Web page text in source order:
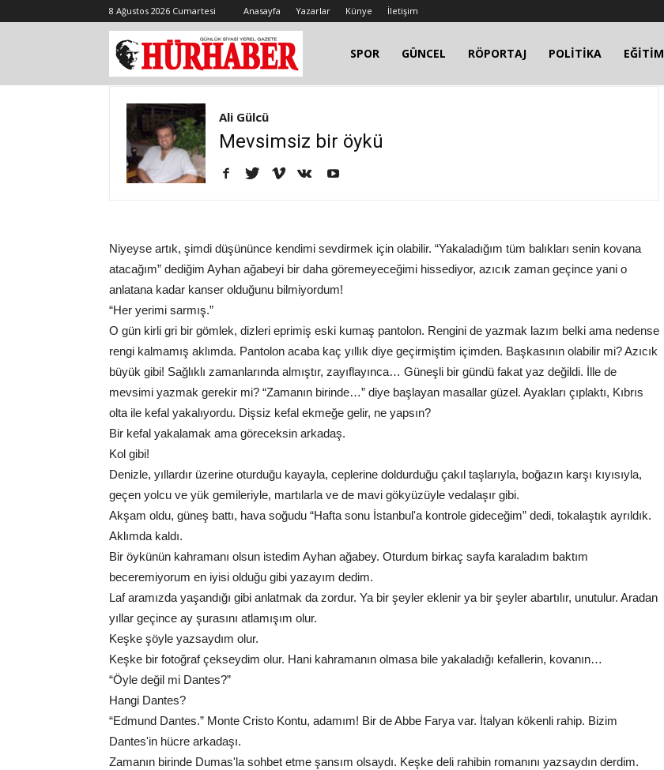
8 Ağustos 2026 Cumartesi Anasayfa Yazarlar Künye İletişim
SPOR GÜNCEL RÖPORTAJ POLİTİKA EĞİTİM
Ali Gülcü
Mevsimsiz bir öykü
Niyeyse artık, şimdi düşününce kendimi sevdirmek için olabilir. “Yakaladığım tüm balıkları senin kovana
atacağım” dediğim Ayhan ağabeyi bir daha göremeyeceğimi hissediyor, azıcık zaman geçince yani o
anlatana kadar kanser olduğunu bilmiyordum!
“Her yerimi sarmış.”
O gün kirli gri bir gömlek, dizleri eprimiş eski kumaş pantolon. Rengini de yazmak lazım belki ama nedense
rengi kalmamış aklımda. Pantolon acaba kaç yıllık diye geçirmiştim içimden. Başkasının olabilir mi? Azıcık
büyük gibi! Sağlıklı zamanlarında almıştır, zayıflayınca… Güneşli bir gündü fakat yaz değildi. İlle de
mevsimi yazmak gerekir mi? “Zamanın birinde…” diye başlayan masallar güzel. Ayakları çıplaktı, Kıbrıs
olta ile kefal yakalıyordu. Dişsiz kefal ekmeğe gelir, ne yapsın?
Bir kefal yakalamak ama göreceksin arkadaş.
Kol gibi!
Denizle, yıllardır üzerine oturduğu kayayla, ceplerine doldurduğu çakıl taşlarıyla, boğazın karşı kıyısıyla,
geçen yolcu ve yük gemileriyle, martılarla ve de mavi gökyüzüyle vedalaşır gibi.
Akşam oldu, güneş battı, hava soğudu “Hafta sonu İstanbul'a kontrole gideceğim” dedi, tokalaştık ayrıldık.
Aklımda kaldı.
Bir öykünün kahramanı olsun istedim Ayhan ağabey. Oturdum birkaç sayfa karaladım baktım
beceremiyorum en iyisi olduğu gibi yazayım dedim.
Laf aramızda yaşandığı gibi anlatmak da zordur. Ya bir şeyler eklenir ya bir şeyler abartılır, unutulur. Aradan
yıllar geçince ay şurasını atlamışım olur.
Keşke şöyle yazsaydım olur.
Keşke bir fotoğraf çekseydim olur. Hani kahramanın olmasa bile yakaladığı kefallerin, kovanın…
“Öyle değil mi Dantes?”
Hangi Dantes?
“Edmund Dantes.” Monte Cristo Kontu, adamım! Bir de Abbe Farya var. İtalyan kökenli rahip. Bizim
Dantes'in hücre arkadaşı.
Zamanın birinde Dumas'la sohbet etme şansım olsaydı. Keşke deli rahibin romanını yazsaydın derdim.